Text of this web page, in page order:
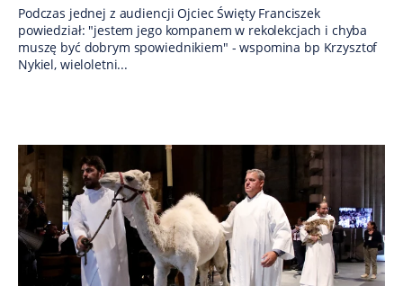
Podczas jednej z audiencji Ojciec Święty Franciszek
powiedział: "jestem jego kompanem w rekolekcjach i chyba
muszę być dobrym spowiednikiem" - wspomina bp Krzysztof
Nykiel, wieloletni...